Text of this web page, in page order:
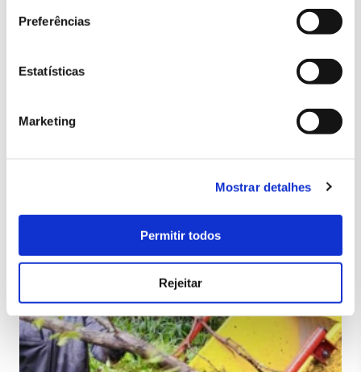
Preferências
Estatísticas
Marketing
Mostrar detalhes
Permitir todos
Rejeitar